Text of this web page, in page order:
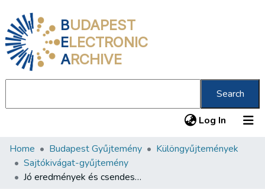
BUDAPEST
ELECTRONIC
ARCHIVE
Search
Log In (current)
Communities & Collections
All of DSpace
Home Budapest Gyűjtemény
Különgyűjtemények
Sajtókivágat-gyűjtemény
Jó eredmények és csendes unalom a svábhegyi autóversenyen